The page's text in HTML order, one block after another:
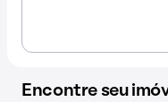
Encontre seu